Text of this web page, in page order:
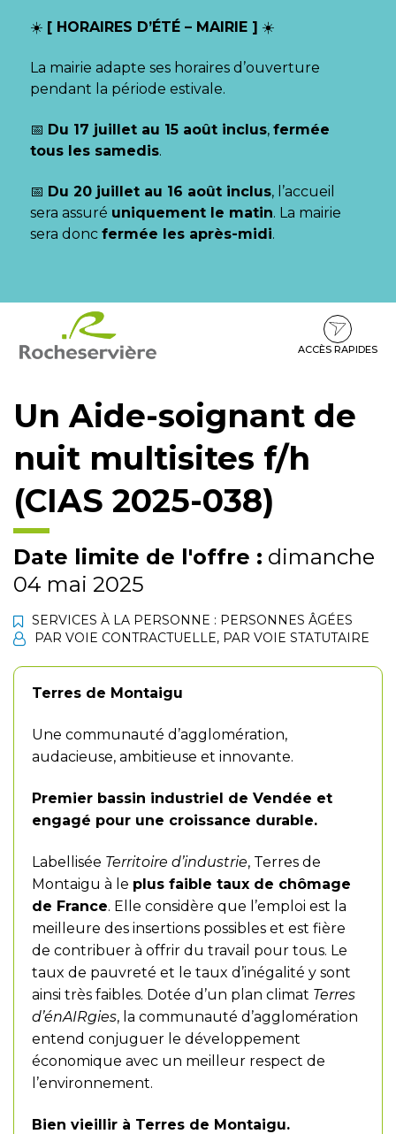
☀️ [ HORAIRES D’ÉTÉ – MAIRIE ] ☀️
La mairie adapte ses horaires d’ouverture
pendant la période estivale.
📅 Du 17 juillet au 15 août inclus, fermée
tous les samedis.
📅 Du 20 juillet au 16 août inclus, l’accueil
sera assuré uniquement le matin. La mairie
sera donc fermée les après-midi.
contenu
pied
ACCÈS RAPIDES
Un Aide-soignant de
nuit multisites f/h
(CIAS 2025-038)
Date limite de l'offre : dimanche
04 mai 2025
SERVICES À LA PERSONNE : PERSONNES ÂGÉES
PAR VOIE CONTRACTUELLE, PAR VOIE STATUTAIRE
Terres de Montaigu
Une communauté d’agglomération,
audacieuse, ambitieuse et innovante.
Premier bassin industriel de Vendée et
engagé pour une croissance durable.
Labellisée Territoire d’industrie, Terres de
Montaigu à le plus faible taux de chômage
de France. Elle considère que l’emploi est la
meilleure des insertions possibles et est fière
de contribuer à offrir du travail pour tous. Le
taux de pauvreté et le taux d’inégalité y sont
ainsi très faibles. Dotée d’un plan climat Terres
d’énAIRgies, la communauté d’agglomération
entend conjuguer le développement
économique avec un meilleur respect de
l’environnement.
Bien vieillir à Terres de Montaigu.